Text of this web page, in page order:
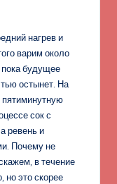
нагрев и
варим около
будущее
остынет. На
сок с
ревень и
Почему не
в течение
это скорее